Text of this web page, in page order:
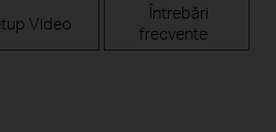
Video
Întrebări
frecvente